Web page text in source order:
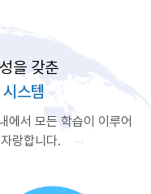
을 갖춘
스템
에서 모든 학습이 이루어
랑합니다.